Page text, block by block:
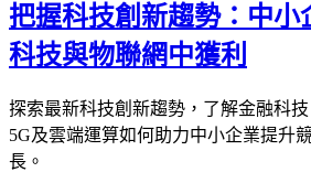
把握科技創新趨勢：中小
科技與物聯網中獲利
探索最新科技創新趨勢，了解金融科
5G及雲端運算如何助力中小企業提升
長。